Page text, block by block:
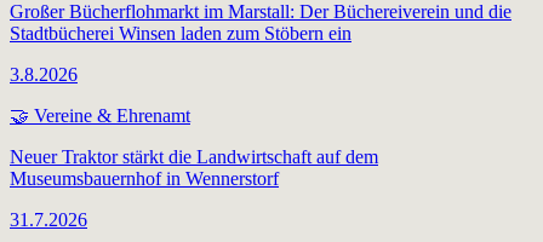
Großer Bücherflohmarkt im Marstall: Der Büchereiverein und die
Stadtbücherei Winsen laden zum Stöbern ein
3.8.2026
🤝 Vereine & Ehrenamt
Neuer Traktor stärkt die Landwirtschaft auf dem
Museumsbauernhof in Wennerstorf
31.7.2026